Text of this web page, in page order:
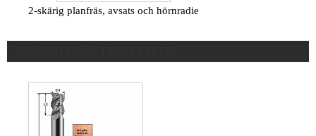
2-skärig planfräs, avsats och hörnradie